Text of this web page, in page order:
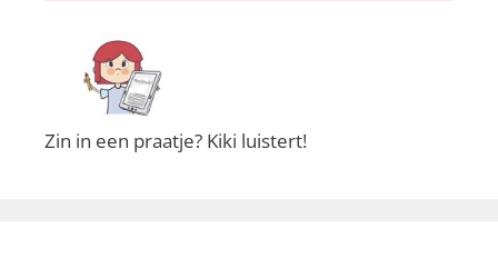
Zin in een praatje? Kiki luistert!